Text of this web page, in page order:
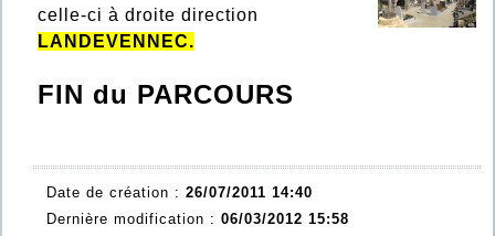
celle-ci à droite direction
LANDEVENNEC.
FIN du PARCOURS
Date de création : 26/07/2011 14:40
Dernière modification : 06/03/2012 15:58